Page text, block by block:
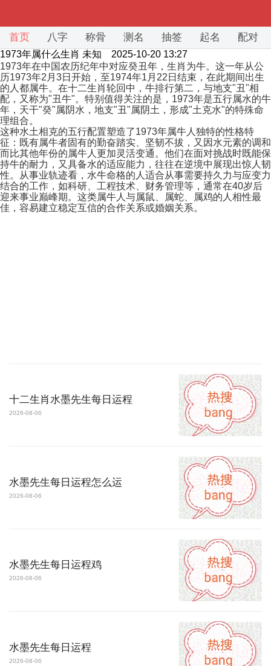
首页 八字 称骨 测名 抽签 起名 配对
1973年属什么生肖 未知 2025-10-20 13:27
1973年在中国农历纪年中对应癸丑年，生肖为牛。这一年从公
历1973年2月3日开始，至1974年1月22日结束，在此期间出生
的人都属牛。在十二生肖轮回中，牛排行第二，与地支"丑"相
配，又称为"丑牛"。特别值得关注的是，1973年是五行属水的牛
年，天干"癸"属阴水，地支"丑"属阴土，形成"土克水"的特殊命
理组合。
这种水土相克的五行配置塑造了1973年属牛人独特的性格特
征：既有属牛者固有的勤奋踏实、坚韧不拔，又因水元素的调和
而比其他年份的属牛人更加灵活变通。他们在面对挑战时既能保
持牛的耐力，又具备水的适应能力，往往在逆境中展现出惊人韧
性。从事业轨迹看，水牛命格的人适合从事需要持久力与应变力
结合的工作，如科研、工程技术、财务管理等，通常在40岁后
迎来事业巅峰期。这类属牛人与属鼠、属蛇、属鸡的人相性最
佳，容易建立稳定互信的合作关系或婚姻关系。
十二生肖水墨先生每日运程
2026-08-06
水墨先生每日运程怎么运
2026-08-06
水墨先生每日运程鸡
2026-08-06
水墨先生每日运程
2026-08-06